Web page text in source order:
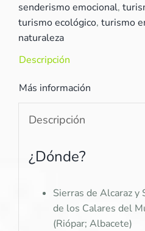
senderismo emocional,
turismo ecológico, turismo
naturaleza
Descripción
Más información
Descripción
¿Dónde?
Sierras de Alcaraz y
de los Calares del
(Riópar; Albacete)